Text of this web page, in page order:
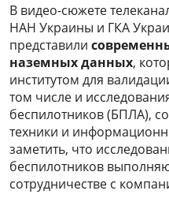
В видео-сюжете
НАН Украины и ГКА
представили
наземных данных,
институтом для
том числе и
беспилотников (БПЛА),
техники и
заметить, что
беспилотников
сотрудничестве с